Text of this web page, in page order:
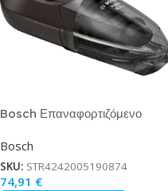
Bosch Επαναφορτιζόμενο
Κωδικός BHN16L
Bosch
SKU: STR4242005190874
74,91 €